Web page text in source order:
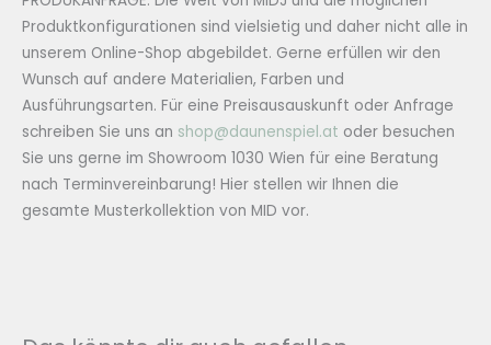
Produktkonfigurationen sind vielsietig und daher nicht alle in
unserem Online-Shop abgebildet. Gerne erfüllen wir den
Wunsch auf andere Materialien, Farben und
Ausführungsarten. Für eine Preisausauskunft oder Anfrage
schreiben Sie uns an shop@daunenspiel.at oder besuchen
Sie uns gerne im Showroom 1030 Wien für eine Beratung
nach Terminvereinbarung! Hier stellen wir Ihnen die
gesamte Musterkollektion von MID vor.